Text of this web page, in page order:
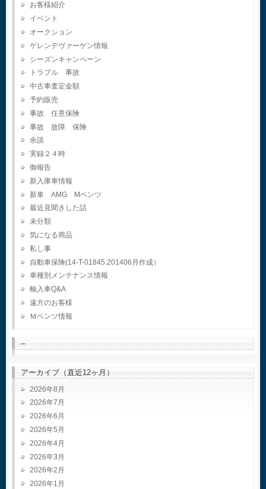
お客様紹介
イベント
オークション
ゲレンデヴァーゲン情報
シーズンキャンペーン
トラブル 事故
中古車査定金額
予約販売
事故 任意保険
事故 故障 保険
余談
実録２４時
御報告
新入庫車情報
新車 AMG Mベンツ
最近見聞きした話
未分類
気になる商品
私し事
自動車保険(14-T-01845.201406月作成）
車種別メンテナンス情報
輸入車Q&A
遠方のお客様
Ｍベンツ情報
–
アーカイブ（直近12ヶ月）
2026年8月
2026年7月
2026年6月
2026年5月
2026年4月
2026年3月
2026年2月
2026年1月